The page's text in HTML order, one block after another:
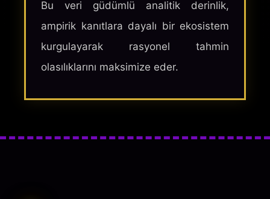
Bu veri güdümlü analitik derinlik,
ampirik kanıtlara dayalı bir ekosistem
kurgulayarak rasyonel tahmin
olasılıklarını maksimize eder.